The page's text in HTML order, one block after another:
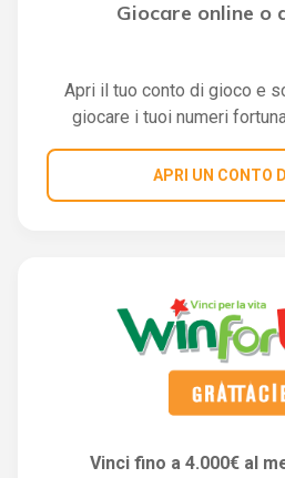
Giocare online o
Apri il tuo conto di gioco e
giocare i tuoi numeri
APRI UN CONTO
Vinci fino a 4.000€ al